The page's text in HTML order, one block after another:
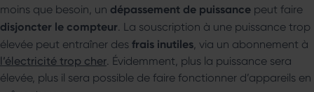
moins que besoin, un dépassement de puissance peut faire
disjoncter le compteur. La souscription à une puissance trop
élevée peut entraîner des frais inutiles, via un abonnement à
l’électricité trop cher. Évidemment, plus la puissance sera
élevée, plus il sera possible de faire fonctionner d’appareils en